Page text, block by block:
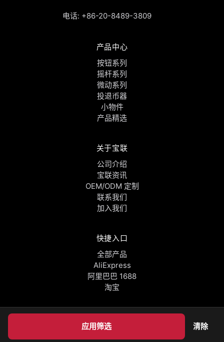
应用筛选 清除
电话: +86-20-8489-3809
产品中心
按钮系列
摇杆系列
微动系列
投退币器
小物件
产品精选
关于宝联
公司介绍
宝联资讯
OEM/ODM 定制
联系我们
加入我们
快捷入口
全部产品
AliExpress
阿里巴巴 1688
淘宝
© 2026 宝联实业有限公司. 版权所有。